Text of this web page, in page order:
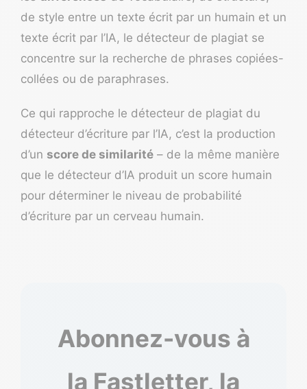
de style entre un texte écrit par un humain et un
texte écrit par l’IA, le détecteur de plagiat se
concentre sur la recherche de phrases copiées-
collées ou de paraphrases.
Ce qui rapproche le détecteur de plagiat du
détecteur d’écriture par l’IA, c’est la production
d’un score de similarité – de la même manière
que le détecteur d’IA produit un score humain
pour déterminer le niveau de probabilité
d’écriture par un cerveau humain.
Abonnez-vous à
la Fastletter, la